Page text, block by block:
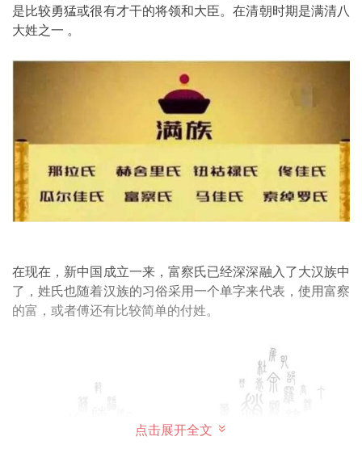
是比较勇猛或很有才干的将领和大臣。在清朝时期是满清八
大姓之一 。
在现在，新中国成立一来，富察氏已经深深融入了大汉族中
了，姓氏也随着汉族的习俗采用一个单字来代表，使用富察
的富，或者傅还有比较简单的付姓。
点击展开全文